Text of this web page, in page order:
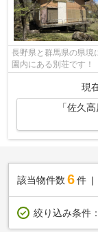
長野県と群馬県の県境
園内にある別荘です！
現
「佐久
該当物件数 6件
絞り込み条件：